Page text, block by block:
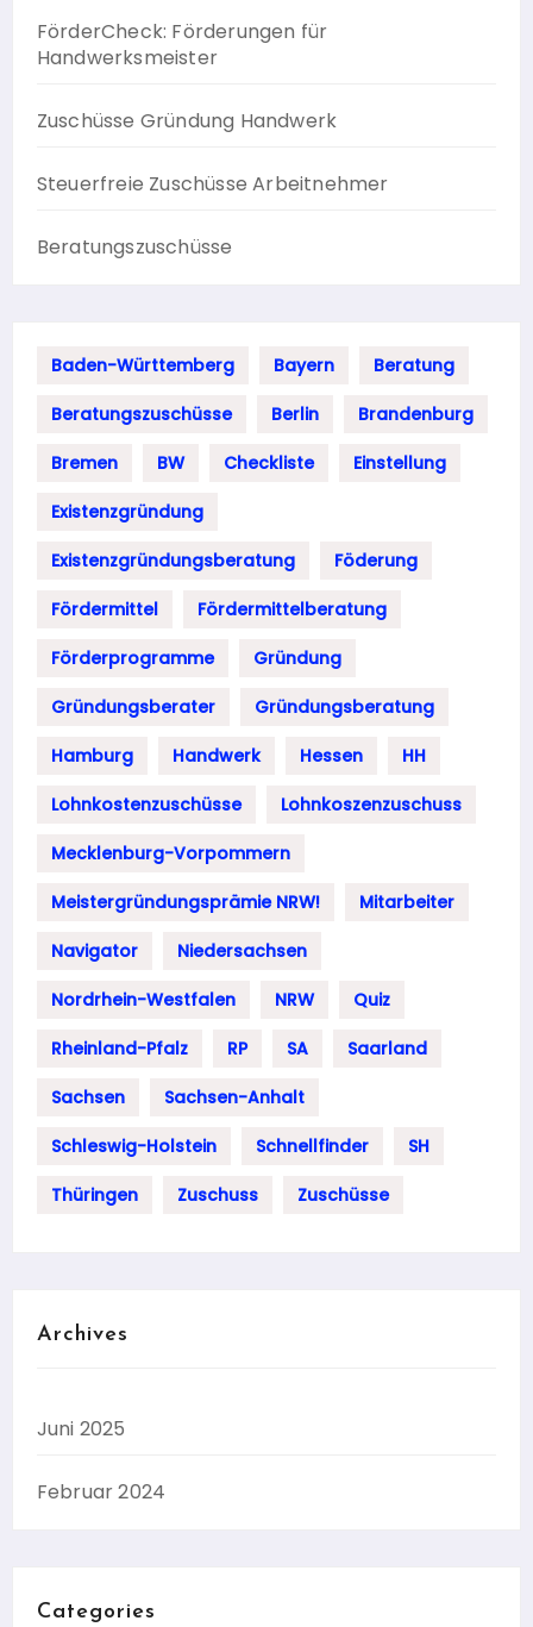
FörderCheck: Förderungen für
Handwerksmeister
Zuschüsse Gründung Handwerk
Steuerfreie Zuschüsse Arbeitnehmer
Beratungszuschüsse
Baden-Württemberg Bayern Beratung
Beratungszuschüsse Berlin Brandenburg
Bremen BW Checkliste Einstellung
Existenzgründung
Existenzgründungsberatung Föderung
Fördermittel Fördermittelberatung
Förderprogramme Gründung
Gründungsberater Gründungsberatung
Hamburg Handwerk Hessen HH
Lohnkostenzuschüsse Lohnkoszenzuschuss
Mecklenburg-Vorpommern
Meistergründungsprämie NRW! Mitarbeiter
Navigator Niedersachsen
Nordrhein-Westfalen NRW Quiz
Rheinland-Pfalz RP SA Saarland
Sachsen Sachsen-Anhalt
Schleswig-Holstein Schnellfinder SH
Thüringen Zuschuss Zuschüsse
Archives
Juni 2025
Februar 2024
Categories